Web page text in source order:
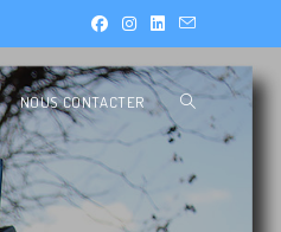
NOUS CONTACTER